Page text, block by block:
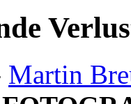
Martin